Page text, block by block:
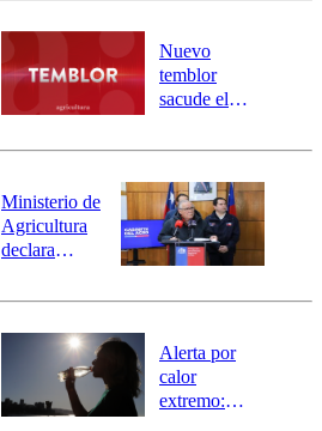
río Damas:
activa
mensajería
SAE
Nuevo
temblor
sacude el
revisa la
epicentro
Ministerio de
Agricultura
declara
agrícola para
Alerta por
calor
extremo: